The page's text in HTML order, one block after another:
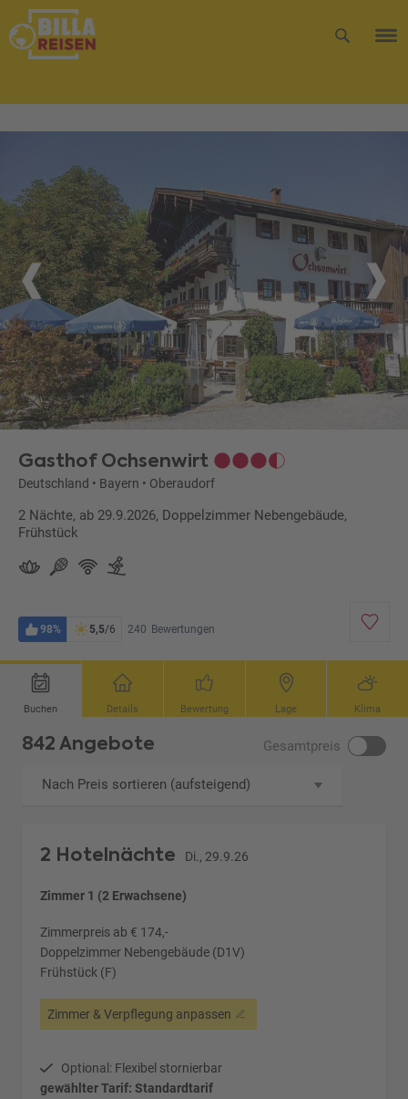
Gasthof Ochsenwirt
Deutschland • Bayern • Oberaudorf
2 Nächte, ab 29.9.2026, Doppelzimmer Nebengebäude,
Frühstück
98% 5,5/6 240 Bewertungen
Buchen Details Bewertung Lage Klima
842 Angebote Gesamtpreis
Nach Preis sortieren (aufsteigend)
2 Hotelnächte Di., 29.9.26
Zimmer 1 (2 Erwachsene)
Zimmerpreis ab € 174,-
Doppelzimmer Nebengebäude (D1V)
Frühstück (F)
Zimmer & Verpflegung anpassen
Optional: Flexibel stornierbar
gewählter Tarif: Standardtarif